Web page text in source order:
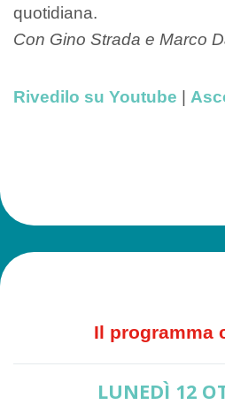
quotidiana.
Con Gino Strada e Marco
Rivedilo su Youtube |
Il programma
LUNEDÌ 12